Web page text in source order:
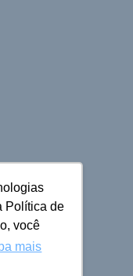
Política de
você
mais